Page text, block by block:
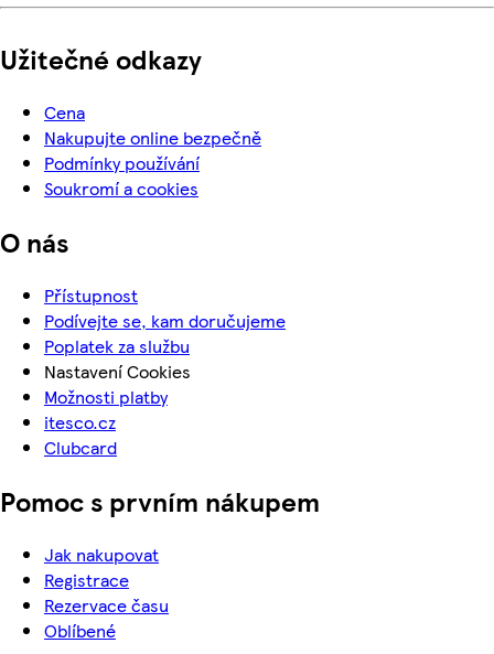
Užitečné odkazy
Cena
Nakupujte online bezpečně
Podmínky používání
Soukromí a cookies
O nás
Přístupnost
Podívejte se, kam doručujeme
Poplatek za službu
Nastavení Cookies
Možnosti platby
itesco.cz
Clubcard
Pomoc s prvním nákupem
Jak nakupovat
Registrace
Rezervace času
Oblíbené